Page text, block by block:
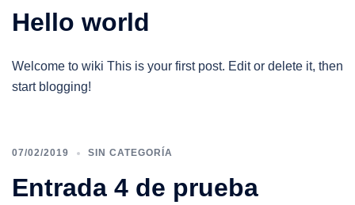
Hello world
Welcome to wiki This is your first post. Edit or delete it, then
start blogging!
07/02/2019 SIN CATEGORÍA
Entrada 4 de prueba